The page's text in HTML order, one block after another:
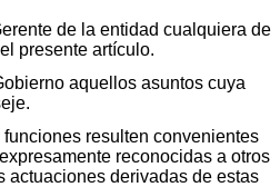
de la entidad cualquiera de
presente artículo.
aquellos asuntos cuya
resulten convenientes
reconocidas a otros
actuaciones derivadas de estas